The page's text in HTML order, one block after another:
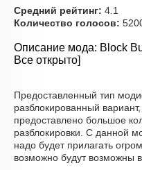
Средний рейтинг: 4.1
Количество голосов:
Описание мода: Block
Все открыто]
Предоставленный тип
разблокированный
предоставлено большое
разблокировки. С данной
надо будет прилагать
возможно будут возможны